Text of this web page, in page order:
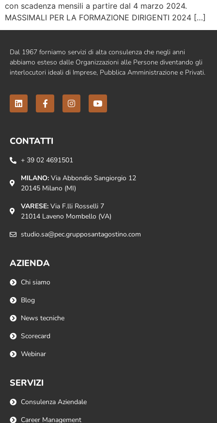
con scadenza mensili a partire dal 4 marzo 2024.
MASSIMALI PER LA FORMAZIONE DIRIGENTI 2024 […]
Dal 1967 forniamo servizi di alta consulenza che negli anni
abbiamo esteso dalle Organizzazioni alle Persone diventando gli
interlocutori ideali di Imprese, Pubblica Amministrazione e Privati.
CONTATTI
+ 39 02 4691501
MILANO:Via Abbondio Sangiorgio 12
20145 Milano (MI)
VARESE:Via F.lli Rosselli 7
21014 Laveno Mombello (VA)
studio.sa@pec.grupposantagostino.com
AZIENDA
Chi siamo
Blog
News tecniche
Scorecard
Webinar
SERVIZI
Consulenza Aziendale
Career Management